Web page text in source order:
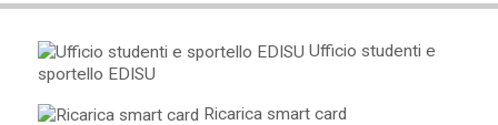
Ufficio studenti e
sportello EDISU
Ricarica smart card